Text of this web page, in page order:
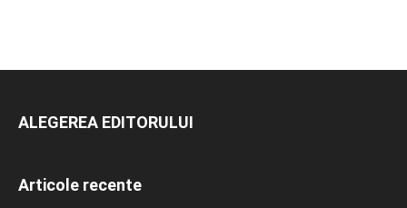
ALEGEREA EDITORULUI
Articole recente